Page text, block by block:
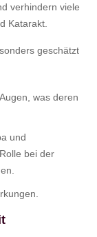
verhindern viele
Katarakt.
geschätzt
was deren
und
bei der